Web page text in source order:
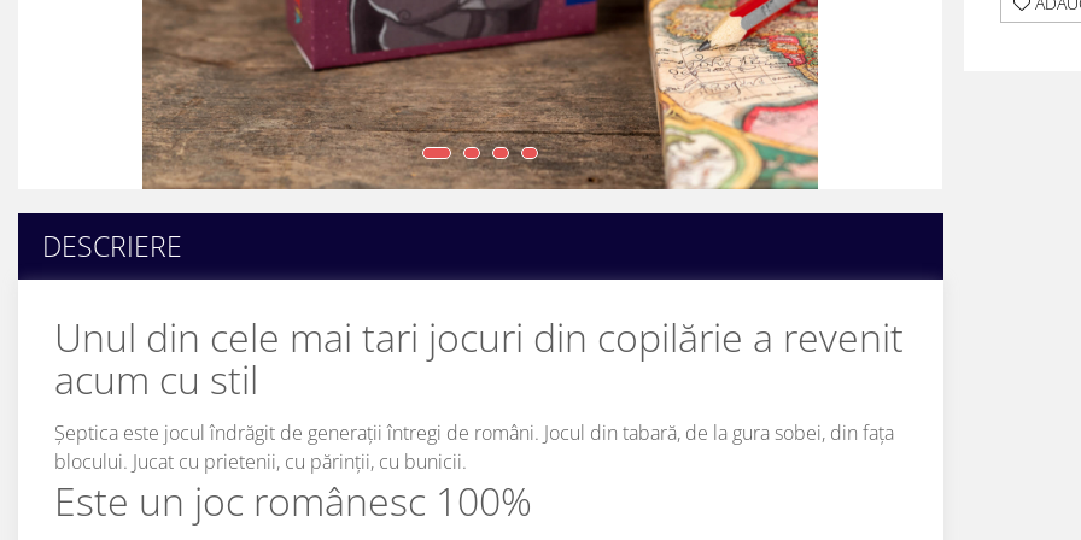
Colecția Păcălici
TOATE JOCURILE
DESCRIERE
Unul din cele mai tari jocuri din copilărie a revenit
acum cu stil
Șeptica este jocul îndrăgit de generații întregi de români. Jocul din tabară, de la gura sobei, din fața
blocului. Jucat cu prietenii, cu părinții, cu bunicii.
Este un joc românesc 100%